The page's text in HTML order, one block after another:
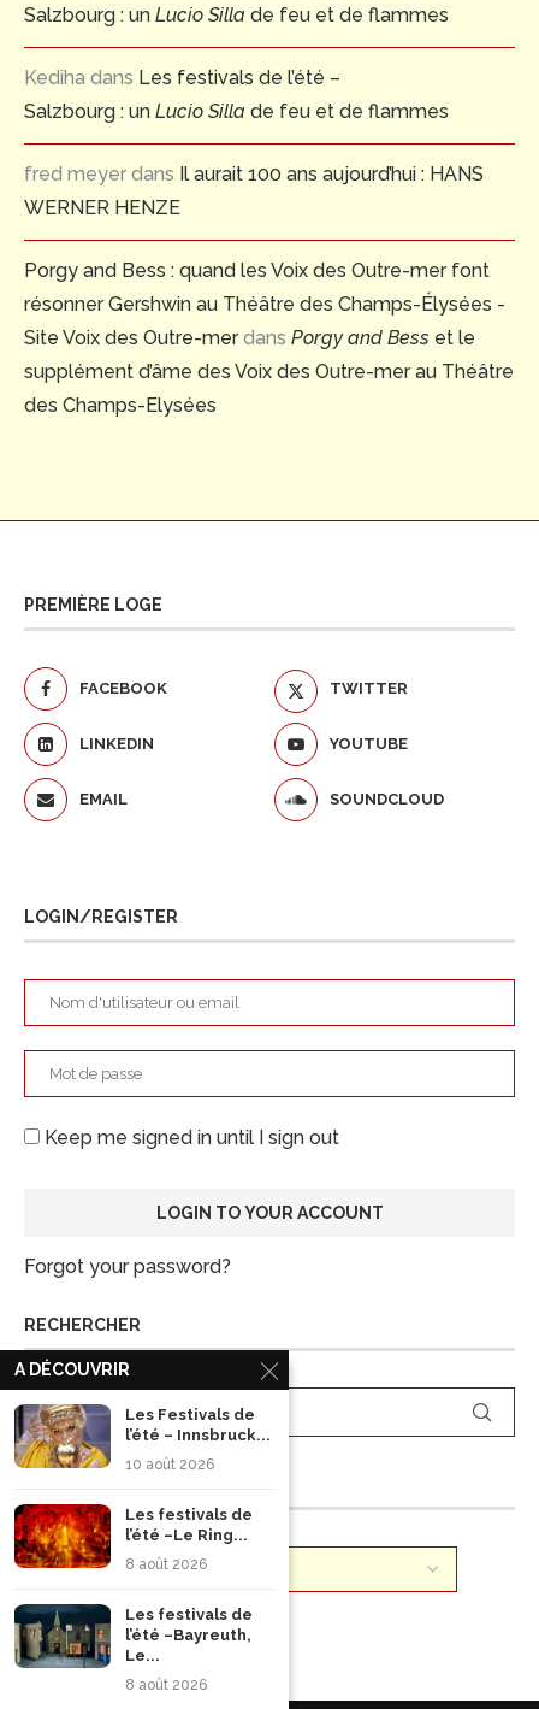
Salzbourg : un Lucio Silla de feu et de flammes
Kediha dans Les festivals de l’été –
Salzbourg : un Lucio Silla de feu et de flammes
fred meyer dans Il aurait 100 ans aujourd’hui : HANS
WERNER HENZE
Porgy and Bess : quand les Voix des Outre-mer font
résonner Gershwin au Théâtre des Champs-Élysées -
Site Voix des Outre-merdans Porgy and Bess et le
supplément d’âme des Voix des Outre-mer au Théâtre
des Champs-Elysées
PREMIÈRE LOGE
FACEBOOK TWITTER
LINKEDIN YOUTUBE
EMAIL SOUNDCLOUD
LOGIN/REGISTER
Keep me signed in until I sign out
Forgot your password?
RECHERCHER
A DÉCOUVRIR
Les Festivals de
l’été – Innsbruck...
10 août 2026
Les festivals de
l’été –Le Ring...
8 août 2026
Les festivals de
l’été –Bayreuth,
Le...
8 août 2026